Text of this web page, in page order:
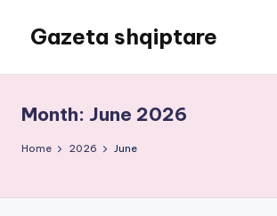
content
Gazeta shqiptare
Month: June 2026
Home 2026 June